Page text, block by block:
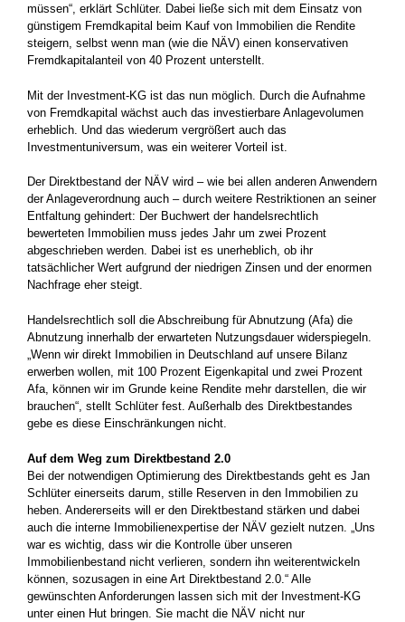
müssen“, erklärt Schlüter. Dabei ließe sich mit dem Einsatz von
günstigem Fremdkapital beim Kauf von Immobilien die Rendite
steigern, selbst wenn man (wie die NÄV) einen konservativen
Fremdkapitalanteil von 40 Prozent unterstellt.
Mit der Investment-KG ist das nun möglich. Durch die Aufnahme
von Fremdkapital wächst auch das investierbare Anlagevolumen
erheblich. Und das wiederum vergrößert auch das
Investmentuniversum, was ein weiterer Vorteil ist.
Der Direktbestand der NÄV wird – wie bei allen anderen Anwendern
der Anlageverordnung auch – durch weitere Restriktionen an seiner
Entfaltung gehindert: Der Buchwert der handelsrechtlich
bewerteten Immobilien muss jedes Jahr um zwei Prozent
abgeschrieben werden. Dabei ist es unerheblich, ob ihr
tatsächlicher Wert aufgrund der niedrigen Zinsen und der enormen
Nachfrage eher steigt.
Handelsrechtlich soll die Abschreibung für Abnutzung (Afa) die
Abnutzung innerhalb der erwarteten Nutzungsdauer widerspiegeln.
„Wenn wir direkt Immobilien in Deutschland auf unsere Bilanz
erwerben wollen, mit 100 Prozent Eigenkapital und zwei Prozent
Afa, können wir im Grunde keine Rendite mehr darstellen, die wir
brauchen“, stellt Schlüter fest. Außerhalb des Direktbestandes
gebe es diese Einschränkungen nicht.
Auf dem Weg zum Direktbestand 2.0
Bei der notwendigen Optimierung des Direktbestands geht es Jan
Schlüter einerseits darum, stille Reserven in den Immobilien zu
heben. Andererseits will er den Direktbestand stärken und dabei
auch die interne Immobilienexpertise der NÄV gezielt nutzen. „Uns
war es wichtig, dass wir die Kontrolle über unseren
Immobilienbestand nicht verlieren, sondern ihn weiterentwickeln
können, sozusagen in eine Art Direktbestand 2.0.“ Alle
gewünschten Anforderungen lassen sich mit der Investment-KG
unter einen Hut bringen. Sie macht die NÄV nicht nur